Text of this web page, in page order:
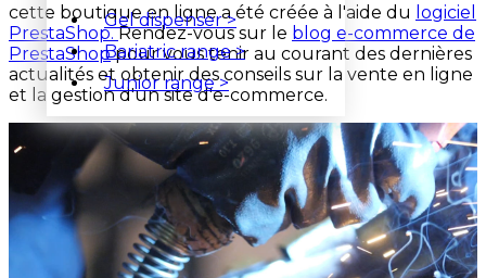
Gel dispenser>
Bariatric range>
Junior range>
cette boutique en ligne a été créée à l'aide du logiciel
PrestaShop.Rendez-vous sur le blog e-commerce de
PrestaShoppour vous tenir au courant des dernières
actualités et obtenir des conseils sur la vente en ligne
et la gestion d'un site d'e-commerce.